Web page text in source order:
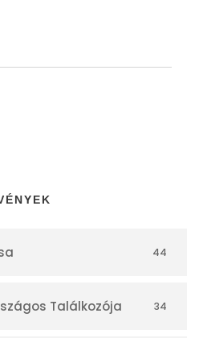
44
Találkozója 34